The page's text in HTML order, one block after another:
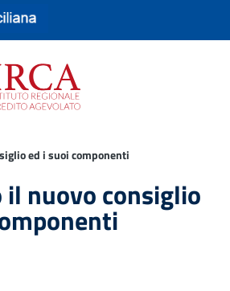
navigazione
ed i suoi componenti
il nuovo consiglio